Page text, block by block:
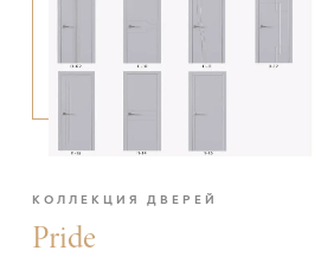
КОЛЛЕКЦИЯ ДВЕРЕЙ
Pride